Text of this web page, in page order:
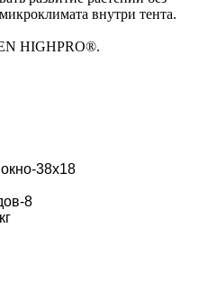
внутри тента.
HIGHPRO®.
38х18
8